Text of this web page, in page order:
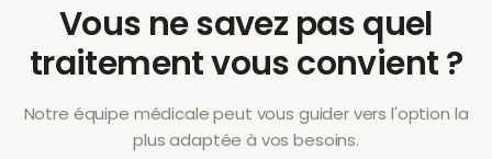
Vous ne savez pas quel
traitement vous convient ?
Notre équipe médicale peut vous guider vers l'option la
plus adaptée à vos besoins.